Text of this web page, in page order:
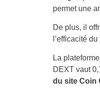
permet une
De plus, il
l’efficacité
La
DEXT vaut
du site Coin